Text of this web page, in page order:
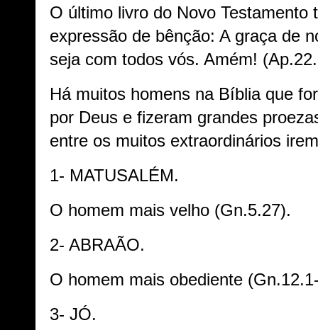
O último livro do Novo Testamento
expressão de bênção: A graça de
seja com todos vós. Amém!
Há muitos homens na Bíblia que
por Deus e fizeram grandes
entre os muitos extraordinários
1- MATUSALÉM.
O homem mais velho (Gn.5.27).
2- ABRAÃO.
O homem mais obediente
3- JÓ.